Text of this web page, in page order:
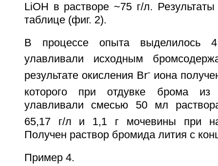
LiOH в растворе ~75 г/л.
таблице (фиг. 2).
В процессе опыта выделилось
улавливали исходным
результате окисления Br-иона
которого при отдувке брома из
улавливали смесью 50 мл
65,17 г/л и 1,1 г мочевины при
Получен раствор бромида лития с
Пример 4.